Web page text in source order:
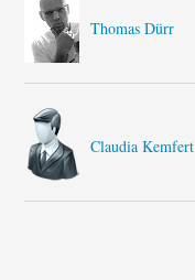
Thomas Dürr
Claudia Kemfert